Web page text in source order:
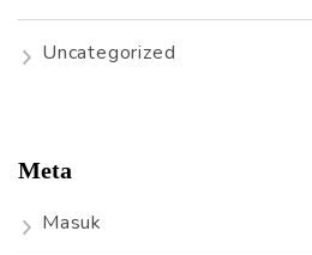
Uncategorized
Meta
Masuk